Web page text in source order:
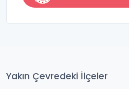
Yakın Çevredeki İlçeler